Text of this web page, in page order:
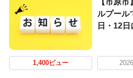
ルプール
日・12日
1,400ビュー